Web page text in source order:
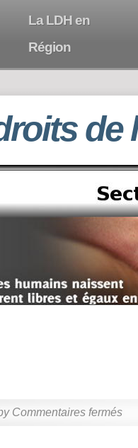
La LDH en
Région
de
Commentaires fermés